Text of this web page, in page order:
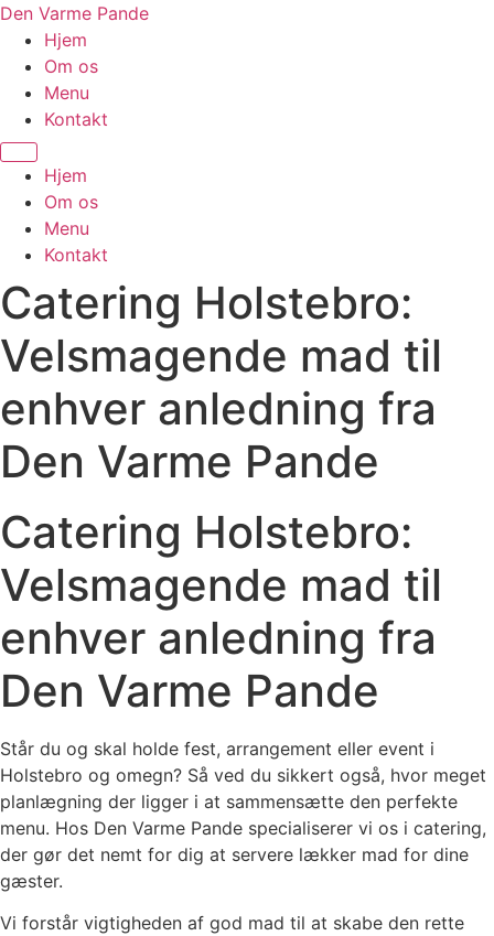
Videre
indhold
Den Varme Pande
Hjem
Om os
Menu
Kontakt
Hjem
Om os
Menu
Kontakt
Catering Holstebro:
Velsmagende mad til
enhver anledning fra
Den Varme Pande
Catering Holstebro:
Velsmagende mad til
enhver anledning fra
Den Varme Pande
Står du og skal holde fest, arrangement eller event i
Holstebro og omegn? Så ved du sikkert også, hvor meget
planlægning der ligger i at sammensætte den perfekte
menu. Hos Den Varme Pande specialiserer vi os i catering,
der gør det nemt for dig at servere lækker mad for dine
gæster.
Vi forstår vigtigheden af god mad til at skabe den rette